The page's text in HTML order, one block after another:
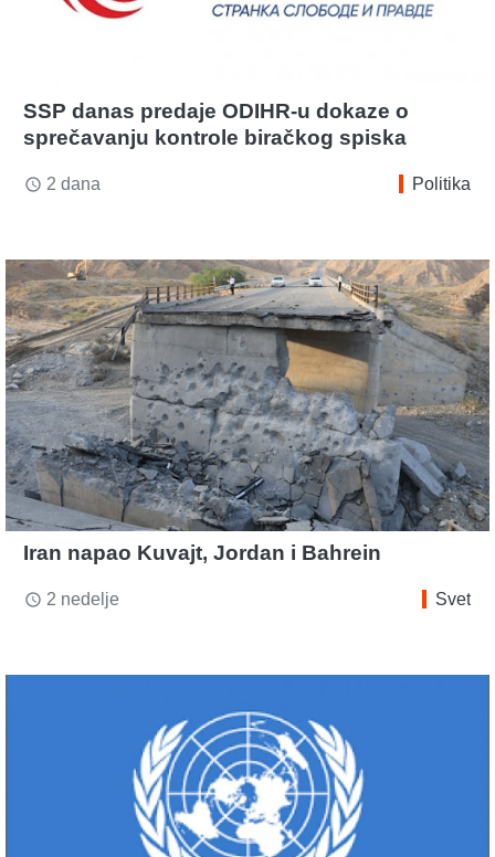
SSP danas predaje ODIHR-u dokaze o
sprečavanju kontrole biračkog spiska
access_time 2 dana Politika
Iran napao Kuvajt, Jordan i Bahrein
access_time 2 nedelje Svet